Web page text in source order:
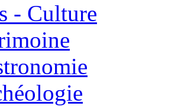
- Culture